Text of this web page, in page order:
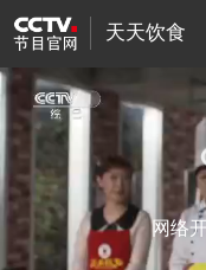
天天饮食
网络